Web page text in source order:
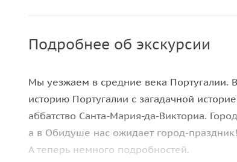
Подробнее об экскурсии
Мы уезжаем в средние века Португалии.
историю Португалии с загадачной
аббатство Санта-Мария-да-Викториа.
а в Обидуше нас ожидает город-праздник!
А теперь немного подробностей.